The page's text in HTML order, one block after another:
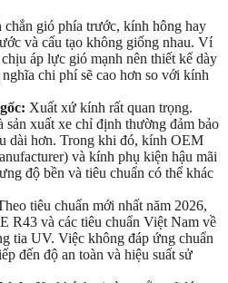
chắn gió phía trước, kính hông hay
và cấu tạo không giống nhau. Ví
áp lực gió mạnh nên thiết kế dày
chi phí sẽ cao hơn so với kính
Xuất xứ kính rất quan trọng.
xuất xe chỉ định thường đảm bảo
dài hơn. Trong khi đó, kính OEM
và kính phụ kiện hậu mãi
độ bền và tiêu chuẩn có thể khác
tiêu chuẩn mới nhất năm 2026,
R43 và các tiêu chuẩn Việt Nam về
tia UV. Việc không đáp ứng chuẩn
đến độ an toàn và hiệu suất sử